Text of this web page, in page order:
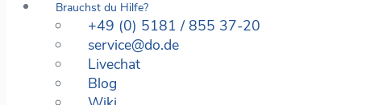
Brauchst du Hilfe?
+49 (0) 5181 / 855 37-20
service@do.de
Livechat
Blog